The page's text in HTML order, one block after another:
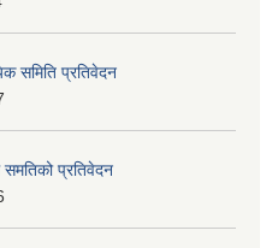
समिति प्रतिवेदन
प्रतिवेदन